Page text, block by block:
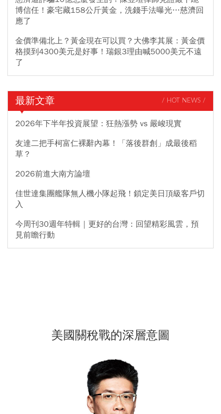
博信任！豪宅藏158公斤黃金，洗錢手法曝光…慈濟回
應了
金價準備北上？黃金現在可以買？大佛李其展：黃金價
格摸到4300美元是好事！瑞銀3理由喊5000美元不遠
了
最新文章 / HOT NEWS /
2026年下半年投資展望：狂熱漲勢 vs 嚴峻現實
友達二把手柯富仁裸辭內幕！「落後群創」成最後稻
草？
2026前進大南方論壇
佳世達集團艦隊無人機小隊起飛！鎖定美日頂級客戶切
入
今周刊30週年特輯｜更好的台灣：回望精彩風雲，預
見前瞻行動
美國關稅戰的深層意圖